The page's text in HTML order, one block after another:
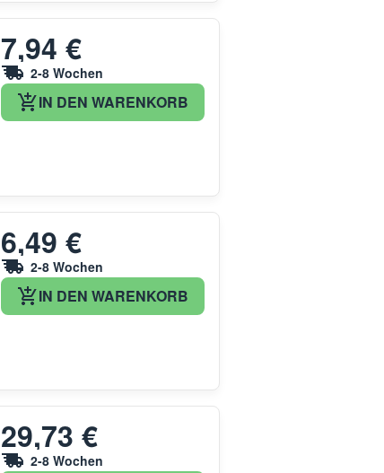
7,94 €
2-8 Wochen
IN DEN WARENKORB
6,49 €
2-8 Wochen
IN DEN WARENKORB
29,73 €
2-8 Wochen